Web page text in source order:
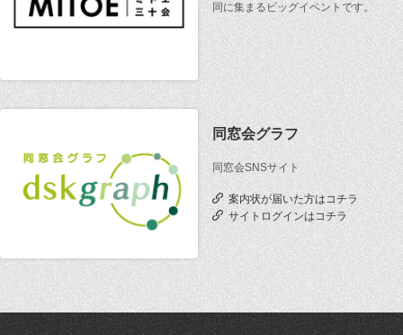
同に集まるビッグイベントです。
同窓会グラフ
同窓会SNSサイト
案内状が届いた方はコチラ
サイトログインはコチラ